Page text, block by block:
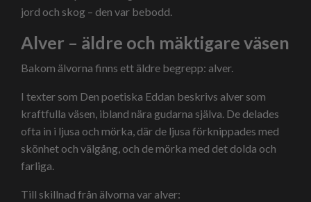
jord och skog – den var bebodd.
Alver – äldre och mäktigare väsen
Bakom älvorna finns ett äldre begrepp: alver.
I texter som Den poetiska Eddan beskrivs alver som
kraftfulla väsen, ibland nära gudarna själva. De delades
ofta in i ljusa och mörka, där de ljusa förknippades med
skönhet och välgång, och de mörka med det dolda och
farliga.
Till skillnad från älvorna var alver: